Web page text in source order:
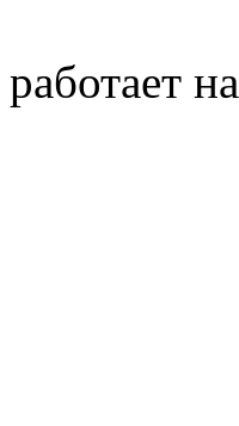
работает на